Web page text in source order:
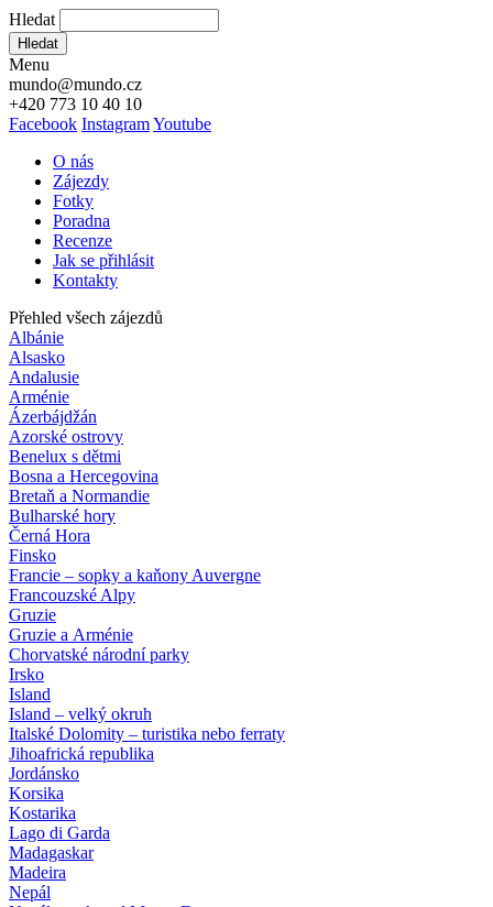
Hledat
Hledat
Menu
mundo@mundo.cz
+420 773 10 40 10
Facebook InstagramYoutube
O nás
Zájezdy
Fotky
Poradna
Recenze
Jak se přihlásit
Kontakty
Přehled všech zájezdů
Albánie
Alsasko
Andalusie
Arménie
Ázerbájdžán
Azorské ostrovy
Benelux s dětmi
Bosna a Hercegovina
Bretaň a Normandie
Bulharské hory
Černá Hora
Finsko
Francie – sopky a kaňony Auvergne
Francouzské Alpy
Gruzie
Gruzie a Arménie
Chorvatské národní parky
Irsko
Island
Island – velký okruh
Italské Dolomity – turistika nebo ferraty
Jihoafrická republika
Jordánsko
Korsika
Kostarika
Lago di Garda
Madagaskar
Madeira
Nepál